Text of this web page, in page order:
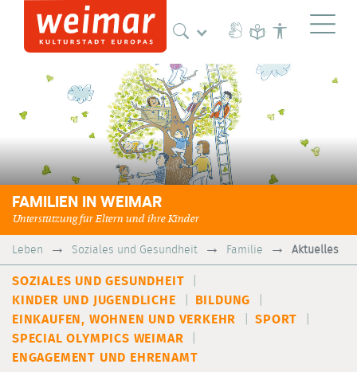
FAMILIEN IN WEIMAR
Unterstützung für Eltern und ihre Kinder
Leben Soziales und Gesundheit Familie Aktuelles
SOZIALES UND GESUNDHEIT
KINDER UND JUGENDLICHE
BILDUNG
EINKAUFEN, WOHNEN UND VERKEHR
SPORT
SPECIAL OLYMPICS WEIMAR
ENGAGEMENT UND EHRENAMT